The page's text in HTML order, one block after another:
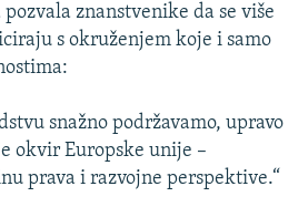
znanstvenike da se više
s okruženjem koje i samo
snažno podržavamo, upravo
okvir Europske unije –
prava i razvojne perspektive.“